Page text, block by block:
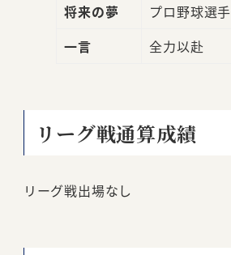
将来の夢
プロ野球選手
一言
全力以赴
リーグ戦通算成績
リーグ戦出場なし